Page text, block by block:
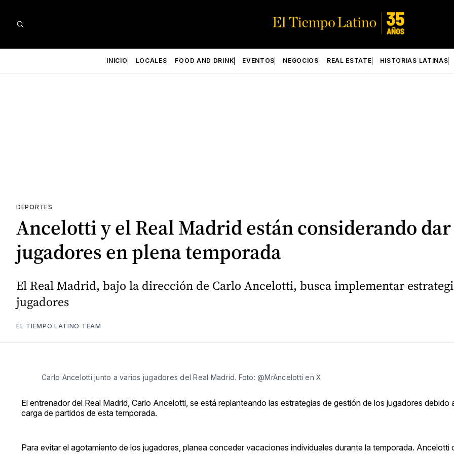
INICIO LOCALES FOOD AND DRINK EVENTOS NEGOCIOS REAL ESTATE HISTORIAS LATINAS
DEPORTES
Ancelotti y el Real Madrid están considerando dar
jugadores en plena temporada
El Real Madrid, bajo la dirección de Carlo Ancelotti, busca implementar
jugadores
EL TIEMPO LATINO TEAM
Carlo Ancelotti junto a varios jugadores del Real Madrid. Foto: @MrAncelotti en X
El entrenador del Real Madrid, Carlo Ancelotti, se está replanteando las estrategias de gestión de los jugadores debido
carga de partidos de esta temporada.
Para evitar el agotamiento de los jugadores, planea conceder vacaciones individuales durante la temporada. Ancelotti